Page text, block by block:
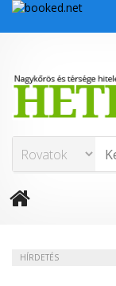
HÍRDETÉS